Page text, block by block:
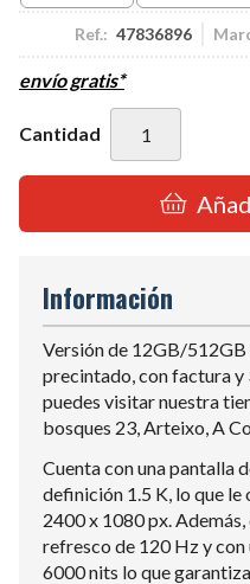
Ref.: 47836896
envío gratis*
Cantidad
Información
Versión de 12GB/
precintado, con factura y
puedes visitar nuestra
bosques 23, Arteixo, A
Cuenta con una pantalla
definición 1.5 K, lo que
2400 x 1080 px.
refresco de 120 Hz y
6000 nits lo que